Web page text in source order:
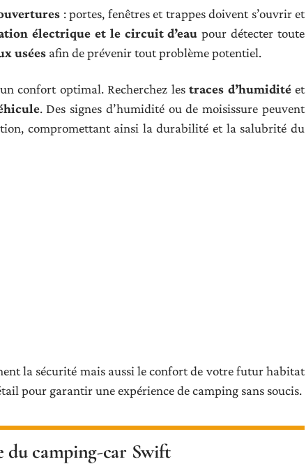
: portes, fenêtres et trappes doivent s’ouvrir et
électrique et le circuit d’eau pour détecter toute
usées afin de prévenir tout problème potentiel.
confort optimal. Recherchez lestraces d’humiditéet
. Des signes d’humidité ou de moisissure peuvent
compromettant ainsi la durabilité et la salubrité du
la sécurité mais aussi le confort de votre futur habitat
pour garantir une expérience de camping sans soucis.
du camping-car Swift